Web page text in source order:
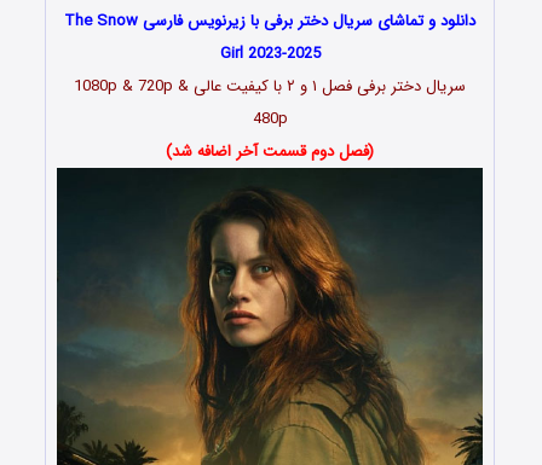
دانلود و تماشای سریال دختر برفی با زیرنویس فارسی The Snow
Girl 2023-2025
سریال دختر برفی فصل ۱ و ۲ با کیفیت عالی 1080p & 720p &
480p
(فصل دوم قسمت آخر اضافه شد)